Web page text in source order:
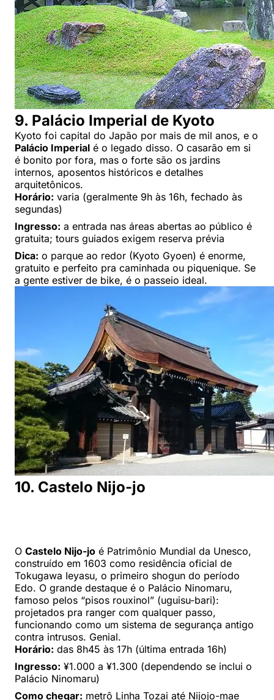
9. Palácio Imperial de Kyoto
Kyoto foi capital do Japão por mais de mil anos, e o
Palácio Imperial é o legado disso. O casarão em si
é bonito por fora, mas o forte são os jardins
internos, aposentos históricos e detalhes
arquitetônicos.
Horário: varia (geralmente 9h às 16h, fechado às
segundas)
Ingresso: a entrada nas áreas abertas ao público é
gratuita; tours guiados exigem reserva prévia
Dica: o parque ao redor (Kyoto Gyoen) é enorme,
gratuito e perfeito pra caminhada ou piquenique. Se
a gente estiver de bike, é o passeio ideal.
10. Castelo Nijo-jo
O Castelo Nijo-jo é Patrimônio Mundial da Unesco,
construído em 1603 como residência oficial de
Tokugawa Ieyasu, o primeiro shogun do período
Edo. O grande destaque é o Palácio Ninomaru,
famoso pelos “pisos rouxinol” (uguisu-bari):
projetados pra ranger com qualquer passo,
funcionando como um sistema de segurança antigo
contra intrusos. Genial.
Horário: das 8h45 às 17h (última entrada 16h)
Ingresso: ¥1.000 a ¥1.300 (dependendo se inclui o
Palácio Ninomaru)
Como chegar: metrô Linha Tozai até Nijojo-mae